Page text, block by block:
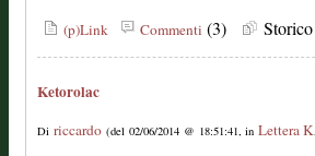
(p)Link Commenti (3) Storico
Ketorolac
Di riccardo (del 02/06/2014 @ 18:51:41, in Lettera K